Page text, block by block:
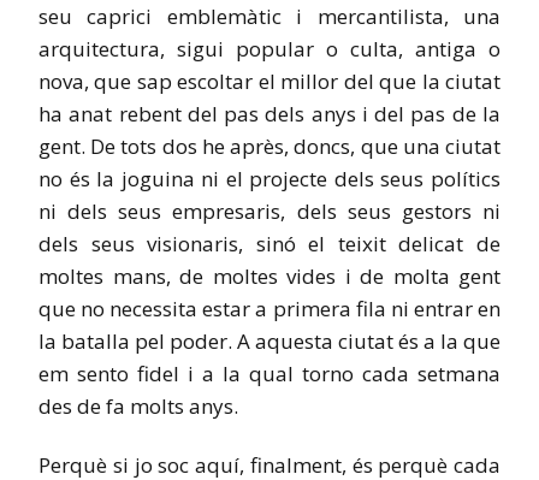
seu caprici emblemàtic i mercantilista, una
arquitectura, sigui popular o culta, antiga o
nova, que sap escoltar el millor del que la ciutat
ha anat rebent del pas dels anys i del pas de la
gent. De tots dos he après, doncs, que una ciutat
no és la joguina ni el projecte dels seus polítics
ni dels seus empresaris, dels seus gestors ni
dels seus visionaris, sinó el teixit delicat de
moltes mans, de moltes vides i de molta gent
que no necessita estar a primera fila ni entrar en
la batalla pel poder. A aquesta ciutat és a la que
em sento fidel i a la qual torno cada setmana
des de fa molts anys.
Perquè si jo soc aquí, finalment, és perquè cada